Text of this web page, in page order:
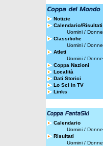
Notizie
Calendario/Risultati
Uomini / Donne
Classifiche
Uomini / Donne
Atleti
Uomini / Donne
Coppa Nazioni
Località
Dati Storici
Lo Sci in TV
Links
Calendario
Uomini / Donne
Risultati
Uomini / Donne